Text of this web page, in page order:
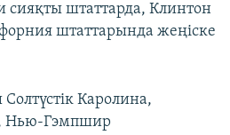
сияқты штаттарда, Клинтон
штаттарында жеңіске
Каролина,
Нью-Гэмпшир